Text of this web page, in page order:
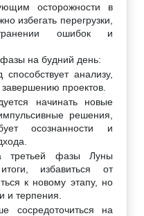
осторожности в
избегать перегрузки,
ошибок и
на будний день:
анализу,
проектов.
начинать новые
решения,
осознанности и
третьей фазы Луны
избавиться от
к новому этапу, но
и терпения.
сосредоточиться на